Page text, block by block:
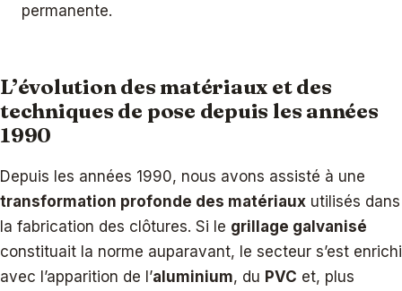
permanente.
L’évolution des matériaux et des
techniques de pose depuis les années
1990
Depuis les années 1990, nous avons assisté à une
transformation profonde des matériaux utilisés dans
la fabrication des clôtures. Si le grillage galvanisé
constituait la norme auparavant, le secteur s’est enrichi
avec l’apparition de l’aluminium, du PVC et, plus